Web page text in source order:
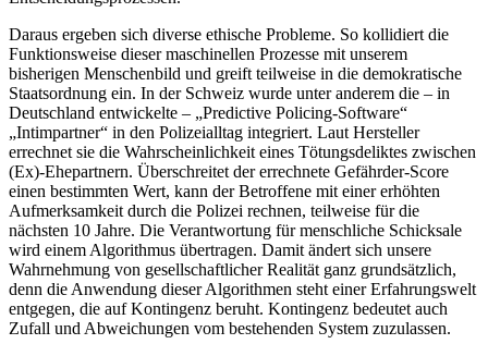
Daraus ergeben sich diverse ethische Probleme. So kollidiert die
Funktionsweise dieser maschinellen Prozesse mit unserem
bisherigen Menschenbild und greift teilweise in die demokratische
Staatsordnung ein. In der Schweiz wurde unter anderem die – in
Deutschland entwickelte – „Predictive Policing-Software“
„Intimpartner“ in den Polizeialltag integriert. Laut Hersteller
errechnet sie die Wahrscheinlichkeit eines Tötungsdeliktes zwischen
(Ex)-Ehepartnern. Überschreitet der errechnete Gefährder-Score
einen bestimmten Wert, kann der Betroffene mit einer erhöhten
Aufmerksamkeit durch die Polizei rechnen, teilweise für die
nächsten 10 Jahre. Die Verantwortung für menschliche Schicksale
wird einem Algorithmus übertragen. Damit ändert sich unsere
Wahrnehmung von gesellschaftlicher Realität ganz grundsätzlich,
denn die Anwendung dieser Algorithmen steht einer Erfahrungswelt
entgegen, die auf Kontingenz beruht. Kontingenz bedeutet auch
Zufall und Abweichungen vom bestehenden System zuzulassen.